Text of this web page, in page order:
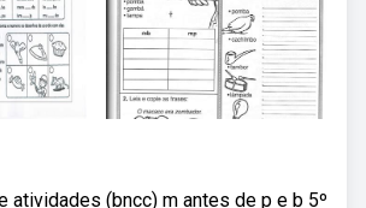
atividades (bncc) m antes de p e b 5º